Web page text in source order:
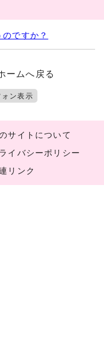
ですか？
ームへ戻る
ォン表示
サイトについて
イバシーポリシー
リンク